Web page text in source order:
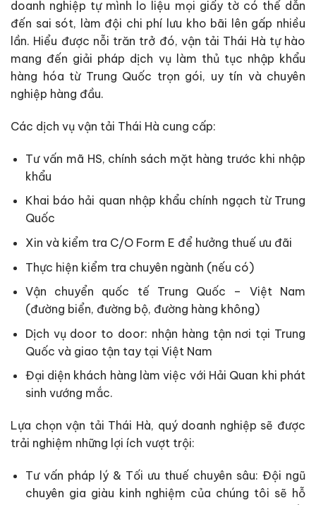
doanh nghiệp tự mình lo liệu mọi giấy tờ có thể dẫn
đến sai sót, làm đội chi phí lưu kho bãi lên gấp nhiều
lần. Hiểu được nỗi trăn trở đó, vận tải Thái Hà tự hào
mang đến giải pháp dịch vụ làm thủ tục nhập khẩu
hàng hóa từ Trung Quốc trọn gói, uy tín và chuyên
nghiệp hàng đầu.
Các dịch vụ vận tải Thái Hà cung cấp:
Tư vấn mã HS, chính sách mặt hàng trước khi nhập
khẩu
Khai báo hải quan nhập khẩu chính ngạch từ Trung
Quốc
Xin và kiểm tra C/O Form E để hưởng thuế ưu đãi
Thực hiện kiểm tra chuyên ngành (nếu có)
Vận chuyển quốc tế Trung Quốc – Việt Nam
(đường biển, đường bộ, đường hàng không)
Dịch vụ door to door: nhận hàng tận nơi tại Trung
Quốc và giao tận tay tại Việt Nam
Đại diện khách hàng làm việc với Hải Quan khi phát
sinh vướng mắc.
Lựa chọn vận tải Thái Hà, quý doanh nghiệp sẽ được
trải nghiệm những lợi ích vượt trội:
Tư vấn pháp lý & Tối ưu thuế chuyên sâu: Đội ngũ
chuyên gia giàu kinh nghiệm của chúng tôi sẽ hỗ